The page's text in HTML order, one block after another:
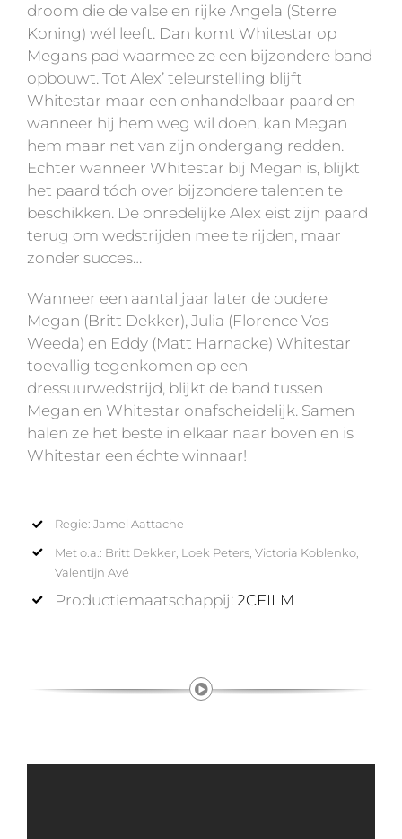
droom die de valse en rijke Angela (Sterre
Koning) wél leeft. Dan komt Whitestar op
Megans pad waarmee ze een bijzondere band
opbouwt. Tot Alex’ teleurstelling blijft
Whitestar maar een onhandelbaar paard en
wanneer hij hem weg wil doen, kan Megan
hem maar net van zijn ondergang redden.
Echter wanneer Whitestar bij Megan is, blijkt
het paard tóch over bijzondere talenten te
beschikken. De onredelijke Alex eist zijn paard
terug om wedstrijden mee te rijden, maar
zonder succes…
Wanneer een aantal jaar later de oudere
Megan (Britt Dekker), Julia (Florence Vos
Weeda) en Eddy (Matt Harnacke) Whitestar
toevallig tegenkomen op een
dressuurwedstrijd, blijkt de band tussen
Megan en Whitestar onafscheidelijk. Samen
halen ze het beste in elkaar naar boven en is
Whitestar een échte winnaar!
Regie: Jamel Aattache
Met o.a.: Britt Dekker, Loek Peters, Victoria Koblenko,
Valentijn Avé
Productiemaatschappij:2CFILM